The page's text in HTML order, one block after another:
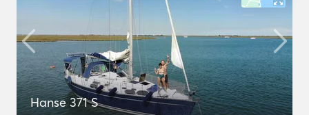
Hanse 371 S